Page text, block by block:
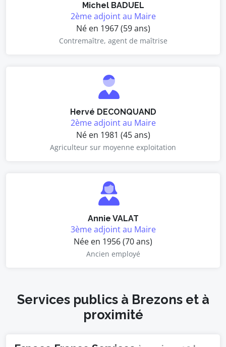
Michel BADUEL
2ème adjoint au Maire
Né en 1967 (59 ans)
Contremaître, agent de maîtrise
Hervé DECONQUAND
2ème adjoint au Maire
Né en 1981 (45 ans)
Agriculteur sur moyenne exploitation
Annie VALAT
3ème adjoint au Maire
Née en 1956 (70 ans)
Ancien employé
Services publics à Brezons et à
proximité